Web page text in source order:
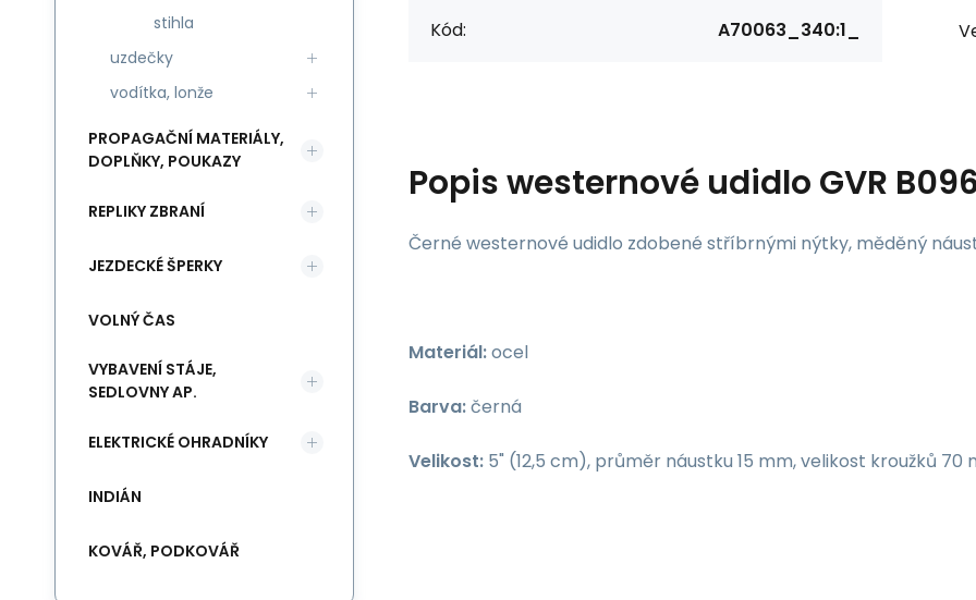
Kód: A70063_340:1_
Popiswesternové udidlo GVR
Černé westernové udidlo zdobené stříbrnými nýtky, měděný
Materiál:ocel
Barva:černá
Velikost: 5" (12,5 cm), průměr náustku 15 mm, velikost kroužků 70
stihla
uzdečky
vodítka, lonže
PROPAGAČNÍ MATERIÁLY,
DOPLŇKY, POUKAZY
REPLIKY ZBRANÍ
JEZDECKÉ ŠPERKY
VOLNÝ ČAS
VYBAVENÍ STÁJE,
SEDLOVNY AP.
ELEKTRICKÉ OHRADNÍKY
INDIÁN
KOVÁŘ, PODKOVÁŘ